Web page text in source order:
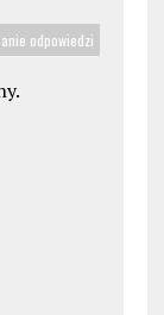
odpowiedzi